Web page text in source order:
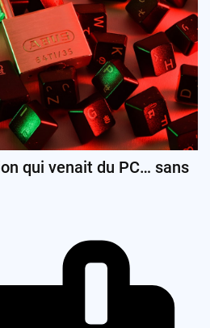
qui venait du PC… sans